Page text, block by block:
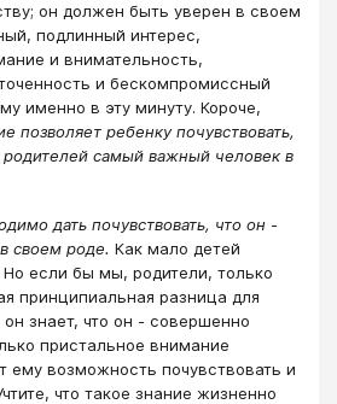
он должен быть уверен в своем
подлинный интерес,
и внимательность,
и бескомпромиссный
именно в эту минуту. Короче,
позволяет ребенку почувствовать,
родителей самый важный человек в
дать почувствовать, что он -
своем роде. Как мало детей
Но если бы мы, родители, только
принципиальная разница для
знает, что он - совершенно
пристальное внимание
ему возможность почувствовать и
что такое знание жизненно